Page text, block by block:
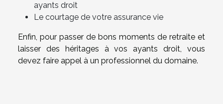
ayants droit
Le courtage de votre assurance vie
Enfin, pour passer de bons moments de retraite et
laisser des héritages à vos ayants droit, vous
devez faire appel à un professionnel du domaine.